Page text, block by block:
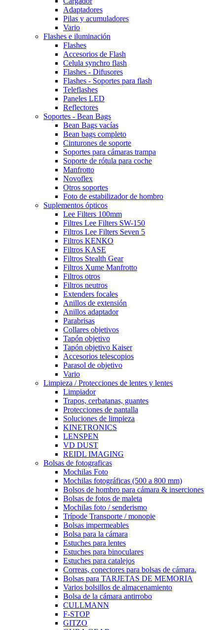
Adaptadores
Pilas y acumuladores
Vario
Flashes e iluminación
Flashes
Accesorios de Flash
Celula synchro flash
Flashes - Difusores
Flashes - Soportes para flash
Teleflashes
Paneles LED
Reflectores
Soportes - Bean Bags
Bean Bags vacías
Bean bags completo
Cinturones de soporte
Soportes para cámaras trampa
Soporte de rótula para coche
Manfrotto
Novoflex
Otros soportes
Foto de estabilizador de hombro
Suplementos ópticos
Lee Filters 100mm
Filtres Lee Filters SW-150
Filtros Lee Filters Seven 5
Filtros KENKO
Filtros KASE
Filtros Stealth Gear
Filtros Xume Manfrotto
Filtros otros
Filtros neutros
Extenders focales
Anillos de extensión
Anillos adaptador
Parabrisas
Collares objetivos
Tapón objetivo
Tapón objetivo Kaiser
Accesorios telescopios
Parasol de objetivo
Vario
Limpieza / Protecciones de lentes y lentes
Limpiador
Trapos, cerbatanas, guantes
Protecciones de pantalla
Soluciones de limpieza
KINETRONICS
LENSPEN
VD DUST
REIDL IMAGING
Bolsas de fotograficas
Mochilas Foto
Mochilas fotográficas (500 a 800 mm)
Bolsos de hombro para cámara & inserciones
Bolsas de fotos de maleta
Mochilas foto / senderismo
Trípode Transporte / monopie
Bolsas impermeables
Bolsa para la cámara
Estuches para lentes
Estuches para binoculares
Estuches para catalejos
Correas, conectores para bolsas de cámara.
Bolsas para TARJETAS DE MEMORIA
Varios bolsillos de almacenamiento
Bolsa de la cámara antirrobo
CULLMANN
F-STOP
GITZO